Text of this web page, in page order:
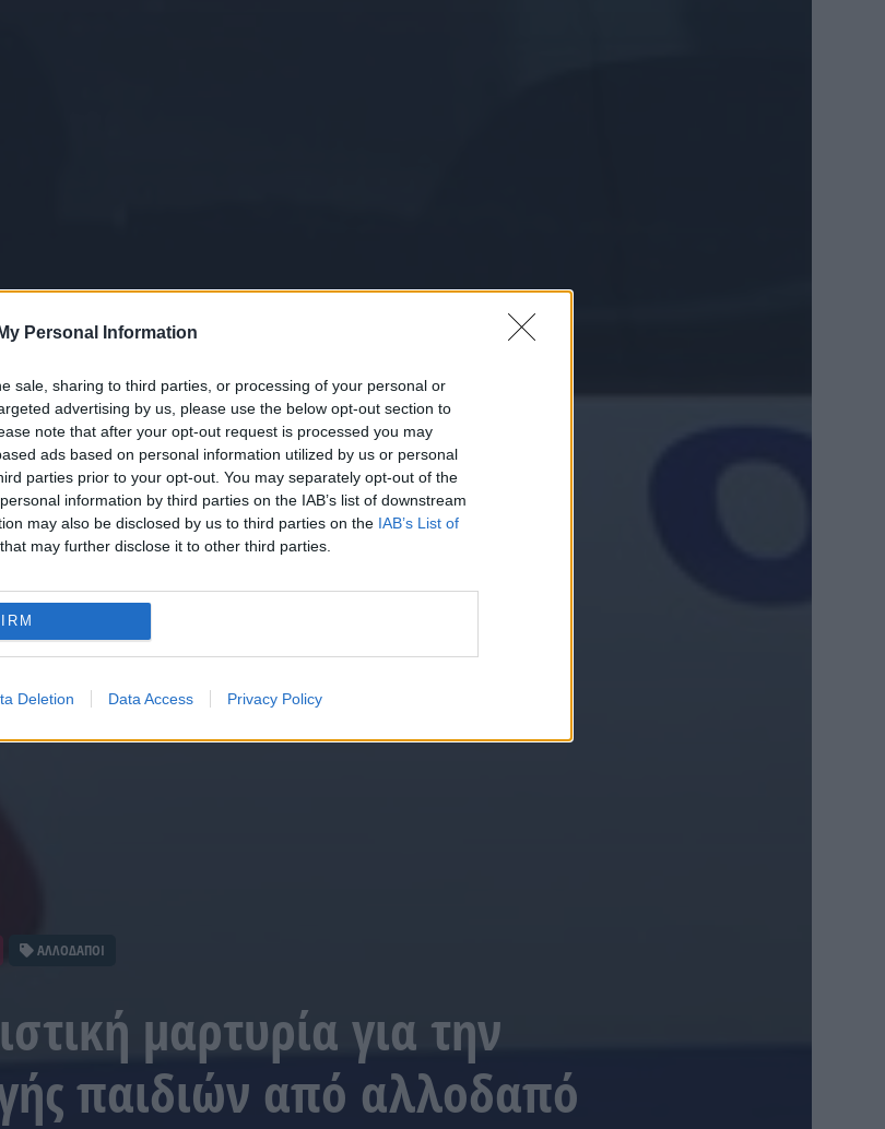
Personal Information
sale, sharing to third parties, or processing of your personal or
advertising by us, please use the below opt-out section to
note that after your opt-out request is processed you may
ads based on personal information utilized by us or personal
parties prior to your opt-out. You may separately opt-out of the
information by third parties on the IAB’s list of downstream
may also be disclosed by us to third parties on the IAB’s List of
that may further disclose it to other third parties.
Deletion Data Access Privacy Policy
ΑΛΛΟΔΑΠΟΙ
μαρτυρία για την
παιδιών από αλλοδαπό